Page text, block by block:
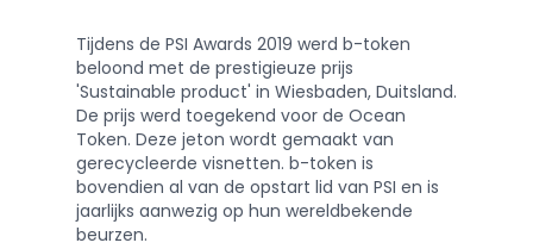
Tijdens de PSI Awards 2019 werd b-token
beloond met de prestigieuze prijs
'Sustainable product' in Wiesbaden, Duitsland.
De prijs werd toegekend voor de Ocean
Token. Deze jeton wordt gemaakt van
gerecycleerde visnetten. b-token is
bovendien al van de opstart lid van PSI en is
jaarlijks aanwezig op hun wereldbekende
beurzen.